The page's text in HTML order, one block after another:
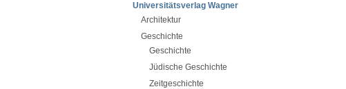
Universitätsverlag Wagner
Architektur
Geschichte
Geschichte
Jüdische Geschichte
Zeitgeschichte